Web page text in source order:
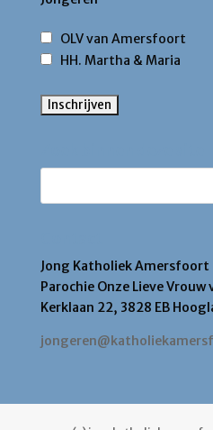
OLV van Amersfoort
HH. Martha & Maria
Jong Katholiek Amersfoort
Parochie Onze Lieve
Kerklaan 22, 3828 EB